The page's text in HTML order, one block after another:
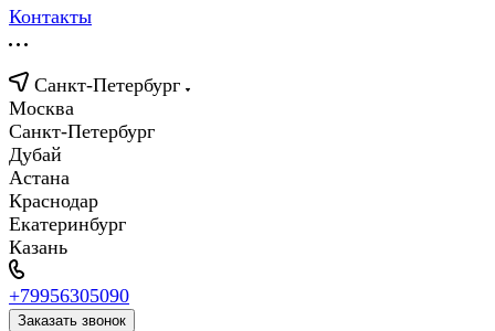
Контакты
Санкт-Петербург
Москва
Санкт-Петербург
Дубай
Астана
Краснодар
Екатеринбург
Казань
+79956305090
Заказать звонок